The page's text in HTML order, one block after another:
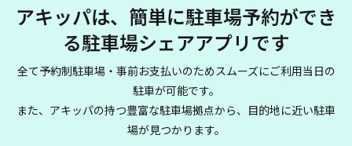
アキッパは、簡単に駐車場予約ができ
る駐車場シェアアプリです
全て予約制駐車場・事前お支払いのためスムーズにご利用当日の
駐車が可能です。
また、アキッパの持つ豊富な駐車場拠点から、目的地に近い駐車
場が見つかります。